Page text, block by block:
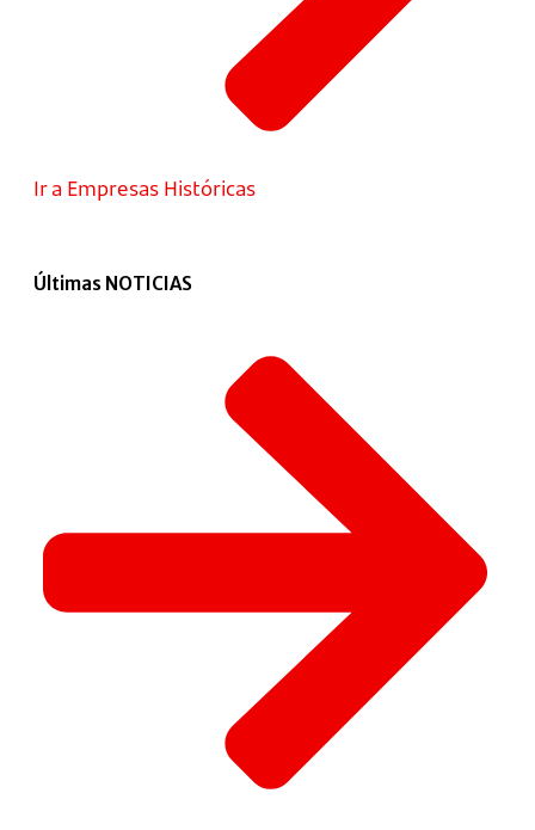
Ir a Empresas Históricas
Últimas NOTICIAS